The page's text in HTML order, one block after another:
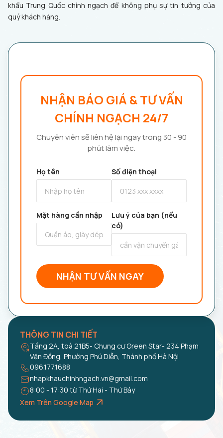
khẩu Trung Quốc chính ngạch để không phụ sự tin tưởng của
quý khách hàng.
THÔNG TIN CHI TIẾT
Tầng 2A, toà 21B5- Chung cư Green Star- 234 Phạm
Văn Đồng, Phường Phú Diễn, Thành phố Hà Nội
096.177.1688
nhapkhauchinhngach.vn@gmail.com
8:00 - 17:30 từ Thứ Hai - Thứ Bảy
Xem Trên Google Map
NHẬN BÁO GIÁ & TƯ VẤN
CHÍNH NGẠCH 24/7
Chuyên viên sẽ liên hệ lại ngay trong 30 - 90
phút làm việc.
Họ tên Số điện thoại
Mặt hàng cần nhập
Lưu ý của bạn (nếu
có)
NHẬN TƯ VẤN NGAY